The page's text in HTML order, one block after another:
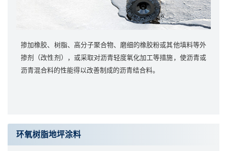
掺加橡胶、树脂、高分子聚合物、磨细的橡胶粉或其他填料等外
掺剂（改性剂），或采取对沥青轻度氧化加工等措施，使沥青或
沥青混合料的性能得以改善制成的沥青结合料。
环氧树脂地坪涂料